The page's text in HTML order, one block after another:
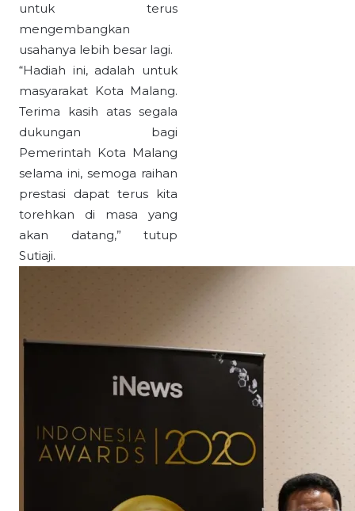
untuk terus
mengembangkan
usahanya lebih besar lagi.
“Hadiah ini, adalah untuk
masyarakat Kota Malang.
Terima kasih atas segala
dukungan bagi
Pemerintah Kota Malang
selama ini, semoga raihan
prestasi dapat terus kita
torehkan di masa yang
akan datang,” tutup
Sutiaji.